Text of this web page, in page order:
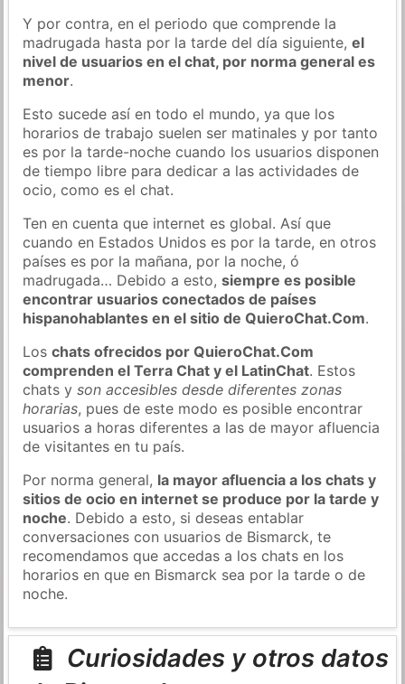
Y por contra, en el periodo que comprende la
madrugada hasta por la tarde del día siguiente,el
nivel de usuarios en el chat, por norma general es
menor.
Esto sucede así en todo el mundo, ya que los
horarios de trabajo suelen ser matinales y por tanto
es por la tarde-noche cuando los usuarios disponen
de tiempo libre para dedicar a las actividades de
ocio, como es el chat.
Ten en cuenta que internet es global. Así que
cuando en Estados Unidos es por la tarde, en otros
países es por la mañana, por la noche, ó
madrugada… Debido a esto,siempre es posible
encontrar usuarios conectados de países
hispanohablantes en el sitio de QuieroChat.Com.
Loschats ofrecidos por QuieroChat.Com
comprenden el Terra Chat y el LatinChat. Estos
chats yson accesibles desde diferentes zonas
horarias, pues de este modo es posible encontrar
usuarios a horas diferentes a las de mayor afluencia
de visitantes en tu país.
Por norma general, la mayor afluencia a los chats y
sitios de ocio en internet se produce por la tarde y
noche. Debido a esto, si deseas entablar
conversaciones con usuarios de Bismarck, te
recomendamos que accedas a los chats en los
horarios en que en Bismarck sea por la tarde o de
noche.
Curiosidades y otros datos